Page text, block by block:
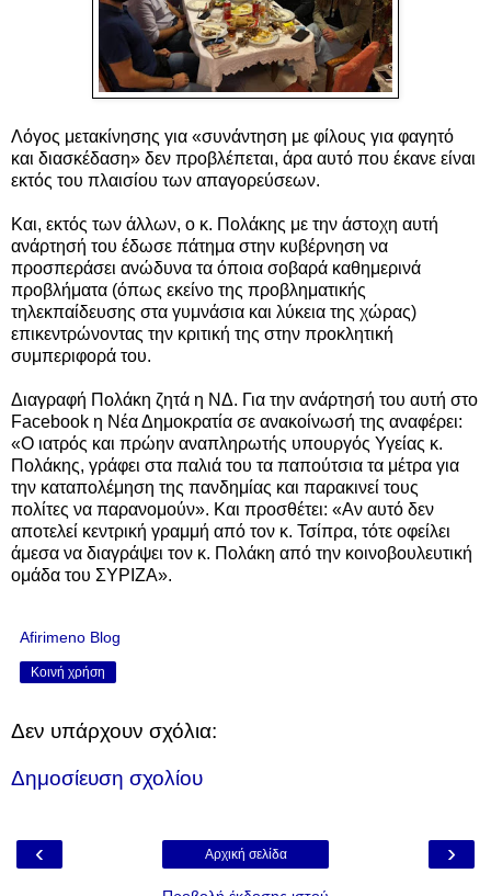
Λόγος μετακίνησης για «συνάντηση με φίλους για φαγητό
και διασκέδαση» δεν προβλέπεται, άρα αυτό που έκανε είναι
εκτός του πλαισίου των απαγορεύσεων.
Και, εκτός των άλλων, ο κ. Πολάκης με την άστοχη αυτή
ανάρτησή του έδωσε πάτημα στην κυβέρνηση να
προσπεράσει ανώδυνα τα όποια σοβαρά καθημερινά
προβλήματα (όπως εκείνο της προβληματικής
τηλεκπαίδευσης στα γυμνάσια και λύκεια της χώρας)
επικεντρώνοντας την κριτική της στην προκλητική
συμπεριφορά του.
Διαγραφή Πολάκη ζητά η ΝΔ. Για την ανάρτησή του αυτή στο
Facebook η Νέα Δημοκρατία σε ανακοίνωσή της αναφέρει:
«Ο ιατρός και πρώην αναπληρωτής υπουργός Υγείας κ.
Πολάκης, γράφει στα παλιά του τα παπούτσια τα μέτρα για
την καταπολέμηση της πανδημίας και παρακινεί τους
πολίτες να παρανομούν». Και προσθέτει: «Αν αυτό δεν
αποτελεί κεντρική γραμμή από τον κ. Τσίπρα, τότε οφείλει
άμεσα να διαγράψει τον κ. Πολάκη από την κοινοβουλευτική
ομάδα του ΣΥΡΙΖΑ».
Afirimeno Blog
Κοινή χρήση
Δεν υπάρχουν σχόλια:
Δημοσίευση σχολίου
‹ ›
Αρχική σελίδα